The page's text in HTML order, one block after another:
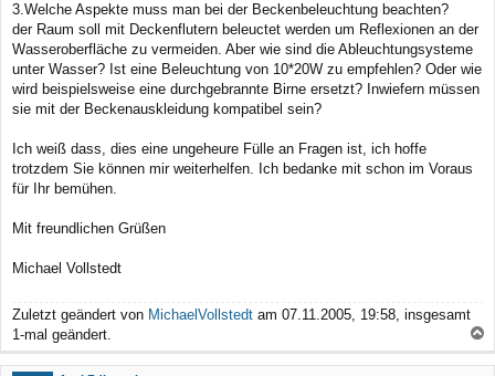
3.Welche Aspekte muss man bei der Beckenbeleuchtung beachten?
der Raum soll mit Deckenflutern beleuctet werden um Reflexionen an der
Wasseroberfläche zu vermeiden. Aber wie sind die Ableuchtungsysteme
unter Wasser? Ist eine Beleuchtung von 10*20W zu empfehlen? Oder wie
wird beispielsweise eine durchgebrannte Birne ersetzt? Inwiefern müssen
sie mit der Beckenauskleidung kompatibel sein?
Ich weiß dass, dies eine ungeheure Fülle an Fragen ist, ich hoffe
trotzdem Sie können mir weiterhelfen. Ich bedanke mit schon im Voraus
für Ihr bemühen.
Mit freundlichen Grüßen
Michael Vollstedt
Zuletzt geändert von MichaelVollstedt am 07.11.2005, 19:58, insgesamt
1-mal geändert.
a